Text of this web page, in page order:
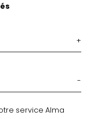
service Alma